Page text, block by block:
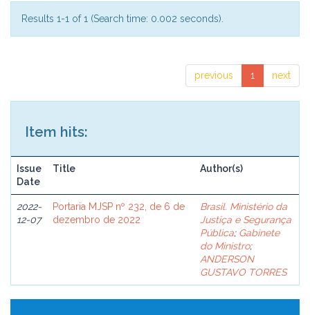
Results 1-1 of 1 (Search time: 0.002 seconds).
previous 1 next
Item hits:
Issue
Date
Title Author(s)
2022-
12-07
Portaria MJSP nº 232, de 6 de
dezembro de 2022
Brasil. Ministério da
Justiça e Segurança
Pública; Gabinete
do Ministro;
ANDERSON
GUSTAVO TORRES